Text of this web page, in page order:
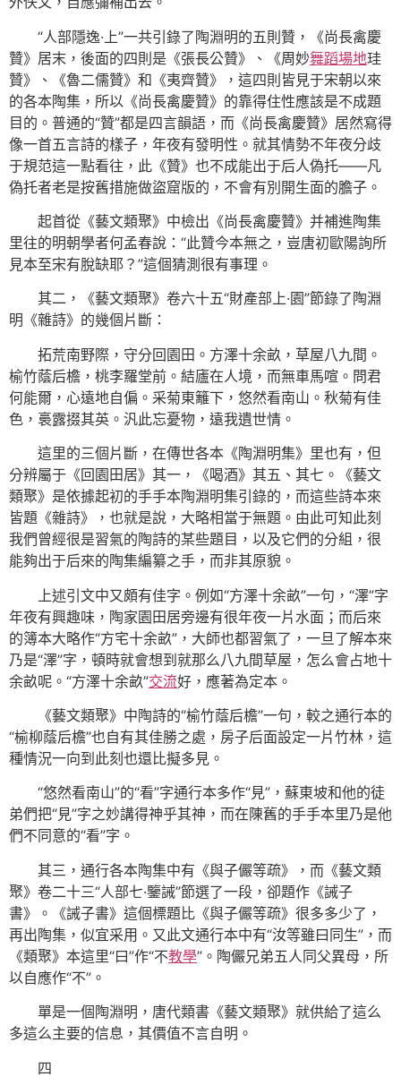
“人部隱逸·上”一共引錄了陶淵明的五則贊，《尚長禽慶
贊》居末，後面的四則是《張長公贊》、《周妙舞蹈場地珪
贊》、《魯二儒贊》和《夷齊贊》，這四則皆見于宋朝以來
的各本陶集，所以《尚長禽慶贊》的靠得住性應該是不成題
目的。普通的“贊”都是四言韻語，而《尚長禽慶贊》居然寫得
像一首五言詩的樣子，年夜有發明性。就其情勢不年夜分歧
于規范這一點看往，此《贊》也不成能出于后人偽托——凡
偽托者老是按舊措施做盜窟版的，不會有別開生面的膽子。
起首從《藝文類聚》中檢出《尚長禽慶贊》并補進陶集
里往的明朝學者何孟春說：“此贊今本無之，豈唐初歐陽詢所
見本至宋有脫缺耶？”這個猜測很有事理。
其二，《藝文類聚》卷六十五“財產部上·園”節錄了陶淵
明《雜詩》的幾個片斷：
拓荒南野際，守分回園田。方澤十余畝，草屋八九間。
榆竹蔭后檐，桃李羅堂前。結廬在人境，而無車馬喧。問君
何能爾，心遠地自偏。采菊東籬下，悠然看南山。秋菊有佳
色，裛露掇其英。汎此忘憂物，遠我遺世情。
這里的三個片斷，在傳世各本《陶淵明集》里也有，但
分辨屬于《回園田居》其一，《喝酒》其五、其七。《藝文
類聚》是依據起初的手手本陶淵明集引錄的，而這些詩本來
皆題《雜詩》，也就是說，大略相當于無題。由此可知此刻
我們曾經很是習氣的陶詩的某些題目，以及它們的分組，很
能夠出于后來的陶集編纂之手，而非其原貌。
上述引文中又頗有佳字。例如“方澤十余畝”一句，“澤”字
年夜有興趣味，陶家園田居旁邊有很年夜一片水面；而后來
的簿本大略作“方宅十余畝”，大師也都習氣了，一旦了解本來
乃是“澤”字，頓時就會想到就那么八九間草屋，怎么會占地十
余畝呢。“方澤十余畝”交流好，應著為定本。
《藝文類聚》中陶詩的“榆竹蔭后檐”一句，較之通行本的
“榆柳蔭后檐”也自有其佳勝之處，房子后面設定一片竹林，這
種情況一向到此刻也還比擬多見。
“悠然看南山”的“看”字通行本多作“見”，蘇東坡和他的徒
弟們把“見”字之妙講得神乎其神，而在陳舊的手手本里乃是他
們不同意的“看”字。
其三，通行各本陶集中有《與子儼等疏》，而《藝文類
聚》卷二十三“人部七·鑒誡”節選了一段，卻題作《誡子
書》。《誡子書》這個標題比《與子儼等疏》很多多少了，
再出陶集，似宜采用。又此文通行本中有“汝等雖曰同生”，而
《類聚》本這里“曰”作“不教學”。陶儼兄弟五人同父異母，所
以自應作“不”。
單是一個陶淵明，唐代類書《藝文類聚》就供給了這么
多這么主要的信息，其價值不言自明。
四